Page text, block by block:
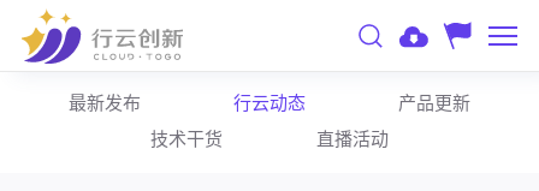
最新发布 行云动态
产品更新
技术干货
直播活动